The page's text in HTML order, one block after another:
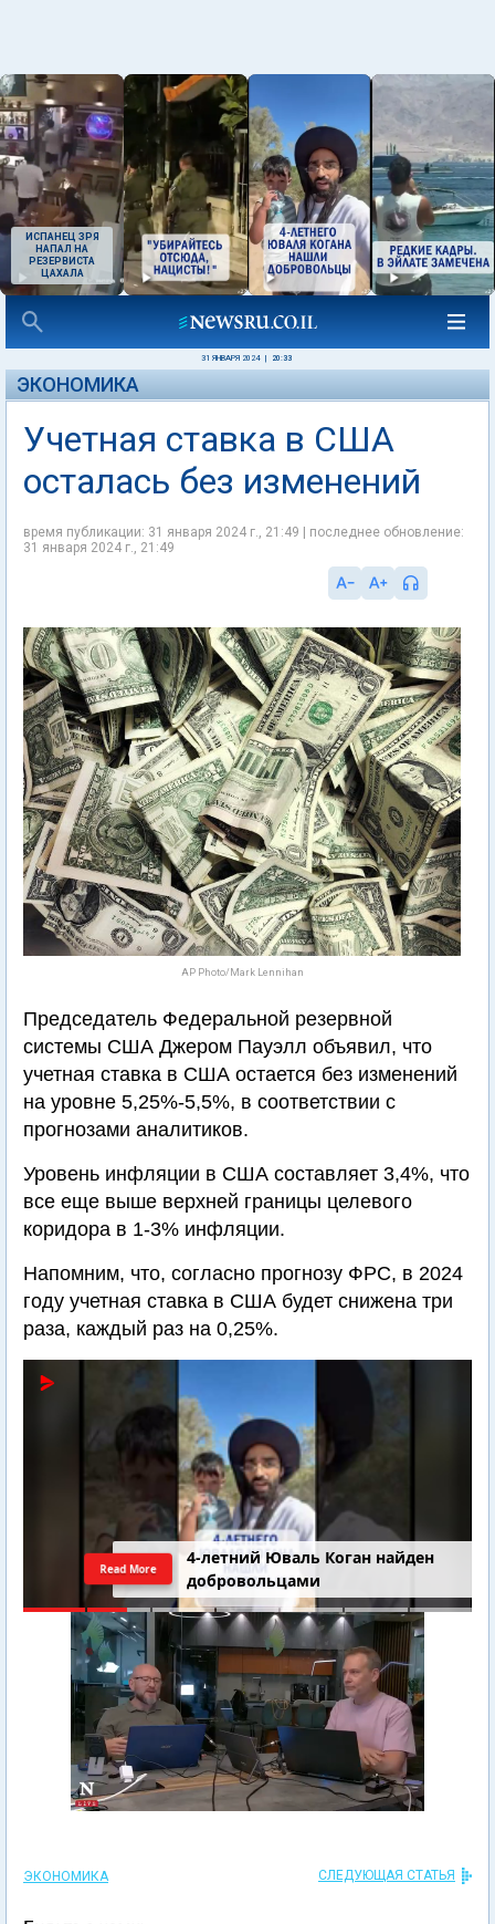
ИСПАНЕЦ ЗРЯ
НАПАЛ НА
РЕЗЕРВИСТА
ЦАХАЛА
31 ЯНВАРЯ 2024 20:33
ЭКОНОМИКА
Учетная ставка в США
осталась без изменений
время публикации: 31 января 2024 г., 21:49 | последнее обновление:
31 января 2024 г., 21:49
AP Photo/Mark Lennihan
Председатель Федеральной резервной
системы США Джером Пауэлл объявил, что
учетная ставка в США остается без изменений
на уровне 5,25%-5,5%, в соответствии с
прогнозами аналитиков.
Уровень инфляции в США составляет 3,4%, что
все еще выше верхней границы целевого
коридора в 1-3% инфляции.
Напомним, что, согласно прогнозу ФРС, в 2024
году учетная ставка в США будет снижена три
раза, каждый раз на 0,25%.
4-летний Юваль Коган найден
добровольцами
Read More
ЭКОНОМИКА СЛЕДУЮЩАЯ СТАТЬЯ